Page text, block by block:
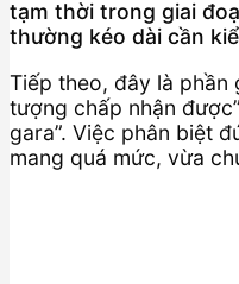
tạm thời trong giai
thường kéo dài cần
Tiếp theo, đây là phần
tượng chấp nhận
gara”. Việc phân biệt
mang quá mức, vừa